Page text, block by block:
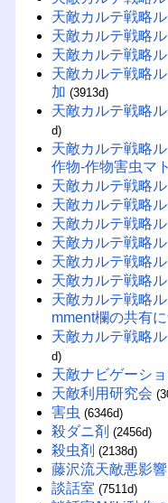
天敵カルテ戦略
天敵カルテ戦略
天敵カルテ戦略
天敵カルテ戦略
加 (3913d)
天敵カルテ戦略
d)
天敵カルテ戦略
作物-作物害虫マ
天敵カルテ戦略
天敵カルテ戦略
天敵カルテ戦略
天敵カルテ戦略
天敵カルテ戦略
天敵カルテ戦略
天敵カルテ戦略
mment欄の共有
天敵カルテ戦略
d)
天敵ナビゲーシ
天敵利用研究会
害虫 (6346d)
殺ダニ剤 (2456d)
殺虫剤 (2138d)
藤沢流天敵悪影
談話室 (7511d)